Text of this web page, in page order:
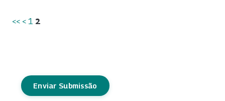
<< < 1 2
Enviar Submissão